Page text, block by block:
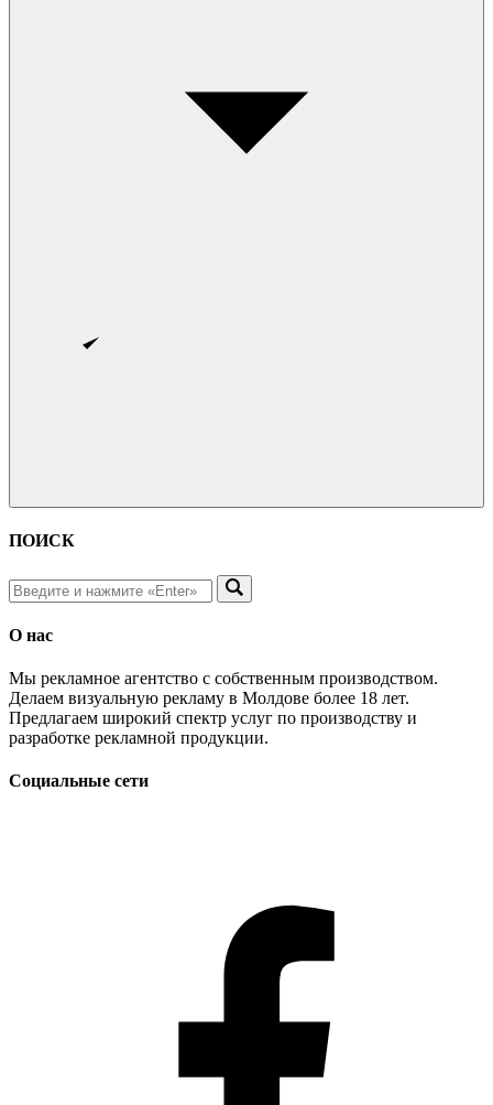
ПОИСК
О нас
Мы рекламное агентство с собственным производством.
Делаем визуальную рекламу в Молдове более 18 лет.
Предлагаем широкий спектр услуг по производству и
разработке рекламной продукции.
Социальные сети